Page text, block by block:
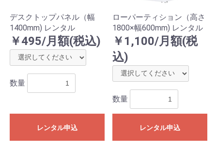
デスクトップパネル（幅
1400mm) レンタル
￥495/月額(税込)
数量
レンタル申込
ローパーティション（高さ
1800×幅600mm) レンタル
￥1,100/月額(税
込)
数量
レンタル申込